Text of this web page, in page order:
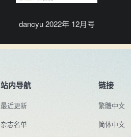
dancyu 2022年 12月号
站内导航
最近更新
杂志名单
链接
繁體中文
简体中文